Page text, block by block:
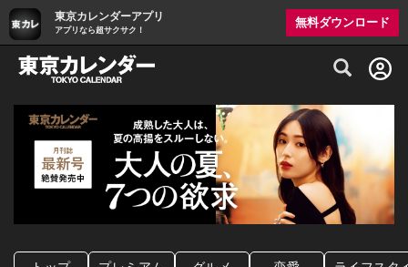
東京カレンダーアプリ
アプリなら超サクサク！
無料ダウンロード
グルメ情報・プレミアムレストラン予約